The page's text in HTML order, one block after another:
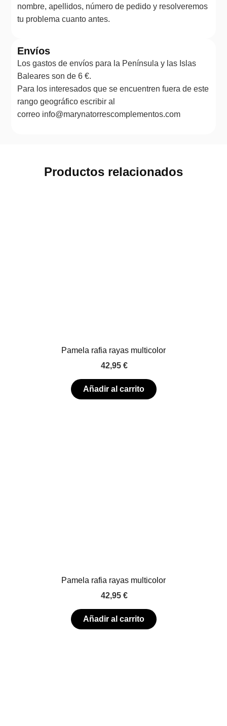
nombre, apellidos, número de pedido y resolveremos
tu problema cuanto antes.
Envíos
Los gastos de envíos para la Península y las Islas
Baleares son de 6 €.
Para los interesados que se encuentren fuera de este
rango geográfico escribir al
correo info@marynatorrescomplementos.com
Productos relacionados
Pamela rafia rayas multicolor
42,95 €
Añadir al carrito
Pamela rafia rayas multicolor
42,95 €
Añadir al carrito